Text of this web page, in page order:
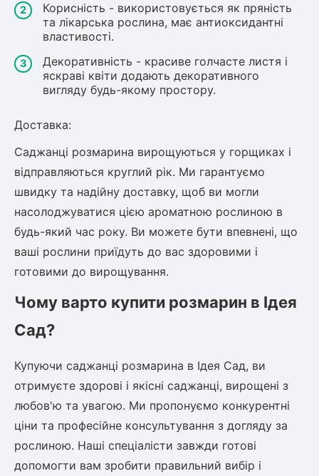
Корисність - використовується як пряність
та лікарська рослина, має антиоксидантні
властивості.
Декоративність - красиве голчасте листя і
яскраві квіти додають декоративного
вигляду будь-якому простору.
Доставка:
Саджанці розмарина вирощуються у горщиках і
відправляються круглий рік. Ми гарантуємо
швидку та надійну доставку, щоб ви могли
насолоджуватися цією ароматною рослиною в
будь-який час року. Ви можете бути впевнені, що
ваші рослини приїдуть до вас здоровими і
готовими до вирощування.
Чому варто купити розмарин в Ідея
Сад?
Купуючи саджанці розмарина в Ідея Сад, ви
отримуєте здорові і якісні саджанці, вирощені з
любов'ю та увагою. Ми пропонуємо конкурентні
ціни та професійне консультування з догляду за
рослиною. Наші спеціалісти завжди готові
допомогти вам зробити правильний вибір і